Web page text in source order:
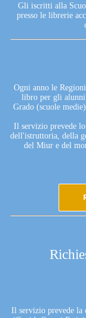
Gli iscritti alla
presso le librerie
Ogni anno le
libro per gli alunni
Grado (scuole
Il servizio prevede
dell'istruttoria, della
del Miur e del
Il servizio prevede